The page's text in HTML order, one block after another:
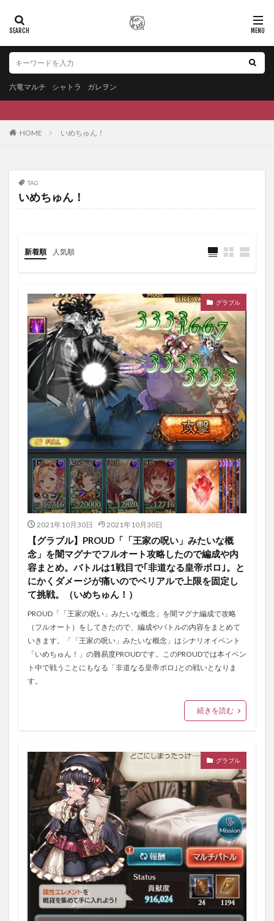
六竜マルチ シャトラ ガレヲン
HOME いめちゅん！
TAG
いめちゅん！
新着順 人気順
グラブル
2021年10月30日 2021年10月30日
【グラブル】PROUD「「王家の呪い」みたいな概
念」を闇マグナでフルオート攻略したので編成や内
容まとめ。バトルは1戦目で｢非道なる皇帝ポロ｣。と
にかくダメージが痛いのでベリアルで上限を固定し
て挑戦。（いめちゅん！）
PROUD「「王家の呪い」みたいな概念」を闇マグナ編成で攻略
（フルオート）をしてきたので、編成やバトルの内容をまとめて
いきます。「「王家の呪い」みたいな概念」はシナリオイベント
「いめちゅん！」の難易度PROUDです。このPROUDでは本イベン
ト中で戦うことにもなる「非道なる皇帝ポロ｣との戦いとなりま
す。
続きを読む
グラブル